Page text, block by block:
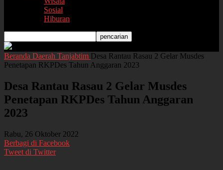
Sosial
Hiburan
Beranda Daerah Tanjabtim Desa Rantau Rasau 2 Gelar Musdes
Penetapan RKPDes Tahun Anggaran 2023
Desa Rantau Rasau 2 Gelar Musdes
Penetapan RKPDes Tahun Anggaran
2023
Rabu, 26 Oktober 2022
Berbagi di Facebook
Tweet di Twitter